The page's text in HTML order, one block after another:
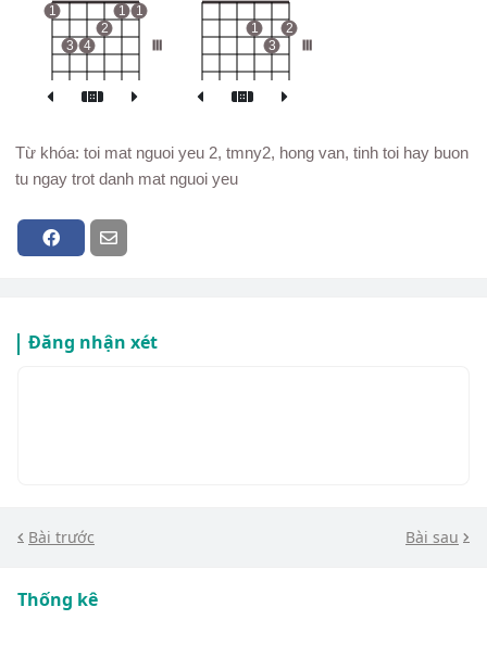
1
3 4
2
1 1
1
3
2
Từ khóa: toi mat nguoi yeu 2, tmny2, hong van, tinh toi hay buon
tu ngay trot danh mat nguoi yeu
Đăng nhận xét
Bài trước Bài sau
Thống kê